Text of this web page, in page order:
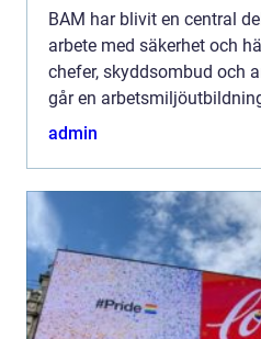
BAM har blivit en central
arbete med säkerhet och
chefer, skyddsombud och
går en
gemensamma begr...
admin